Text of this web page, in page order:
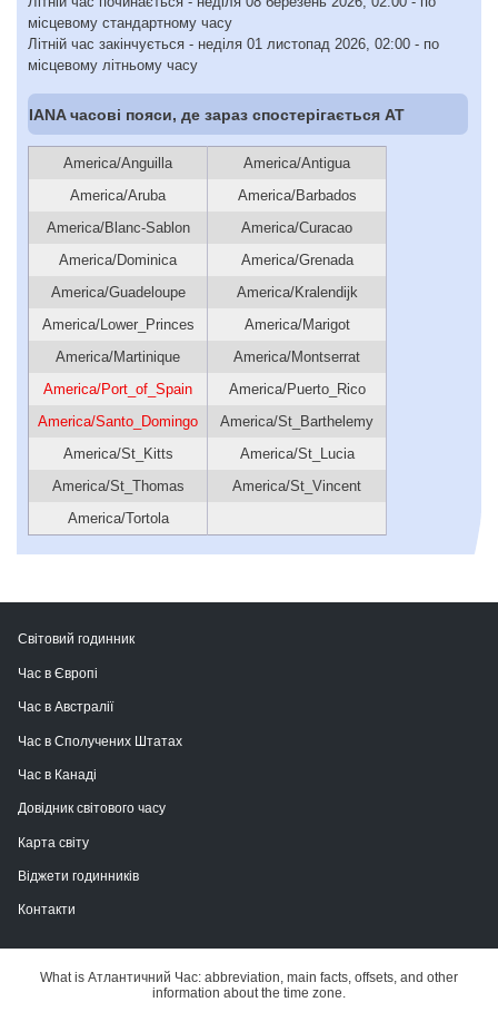
місцевому стандартному часу
Літній час закінчується - неділя 01 листопад 2026, 02:00 - по
місцевому літньому часу
IANA часові пояси, де зараз спостерігається AT
America/Anguilla
America/Antigua
America/Aruba
America/Barbados
America/Blanc-Sablon
America/Curacao
America/Dominica
America/Grenada
America/Guadeloupe
America/Kralendijk
America/Lower_Princes
America/Marigot
America/Martinique
America/Montserrat
America/Port_of_Spain
America/Puerto_Rico
America/Santo_Domingo
America/St_Barthelemy
America/St_Kitts
America/St_Lucia
America/St_Thomas
America/St_Vincent
America/Tortola
Світовий годинник
Час в Європі
Час в Австралії
Час в Сполучених Штатах
Час в Канаді
Довідник світового часу
Карта світу
Віджети годинників
Контакти
What is Атлантичний Час: abbreviation, main facts, offsets, and other
information about the time zone.